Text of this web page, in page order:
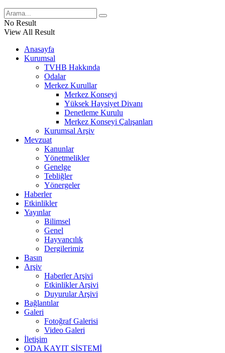
No Result
View All Result
Anasayfa
Kurumsal
TVHB Hakkında
Odalar
Merkez Kurullar
Merkez Konseyi
Yüksek Haysiyet Divanı
Denetleme Kurulu
Merkez Konseyi Çalışanları
Kurumsal Arşiv
Mevzuat
Kanunlar
Yönetmelikler
Genelge
Tebliğler
Yönergeler
Haberler
Etkinlikler
Yayınlar
Bilimsel
Genel
Hayvancılık
Dergilerimiz
Basın
Arşiv
Haberler Arşivi
Etkinlikler Arşivi
Duyurular Arşivi
Bağlantılar
Galeri
Fotoğraf Galerisi
Video Galeri
İletişim
ODA KAYIT SİSTEMİ